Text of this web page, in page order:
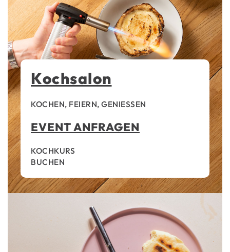
Kochsalon
KOCHEN, FEIERN, GENIESSEN
EVENT ANFRAGEN
KOCHKURS
BUCHEN